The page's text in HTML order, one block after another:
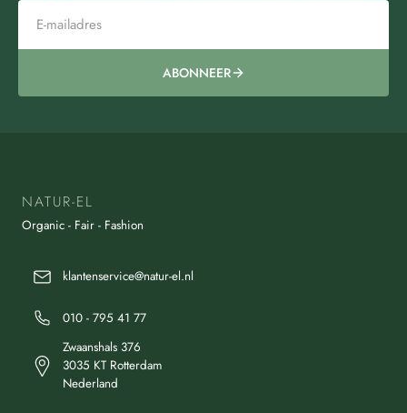
ABONNEER
NATUR-EL
Organic - Fair - Fashion
klantenservice@natur-el.nl
010 - 795 41 77
Zwaanshals 376
3035 KT Rotterdam
Nederland